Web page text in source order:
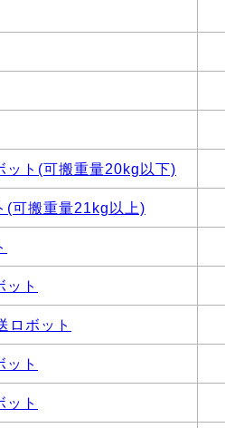
ット(可搬重量20kg以下)
(可搬重量21kg以上)
ット
ロボット
ット
ット